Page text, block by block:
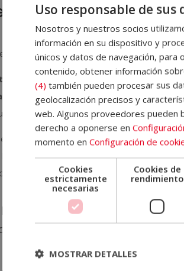
holística?
aplicación práctica del enfoque
imperfecciones, busca armonizar todo el
no solo realiza tratamientos faciales o
de la persona. Por ello, puede
diaria. Su objetivo es lograr una belleza
descarten los tratamientos estéticos
reflexología o el drenaje linfático manual.
una atención personalizada que se basa en el
historia de la estética
: un
hasta nuestros días.
holísticos
Uso responsable de sus
Nosotros y nuestros socios
información en su dispositivo y
únicos y datos de navegación, para
contenido, obtener información
(4) también pueden procesar sus
geolocalización precisos y
web. Algunos proveedores pueden
derecho a oponerse en
momento en Configuración de
Cookies
estrictamente
necesarias
Cookies de
rendimiento
MOSTRAR DETALLES